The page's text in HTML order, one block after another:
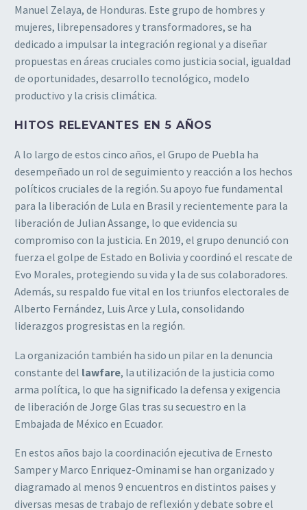
Manuel Zelaya, de Honduras. Este grupo de hombres y
mujeres, librepensadores y transformadores, se ha
dedicado a impulsar la integración regional y a diseñar
propuestas en áreas cruciales como justicia social, igualdad
de oportunidades, desarrollo tecnológico, modelo
productivo y la crisis climática.
HITOS RELEVANTES EN 5 AÑOS
A lo largo de estos cinco años, el Grupo de Puebla ha
desempeñado un rol de seguimiento y reacción a los hechos
políticos cruciales de la región. Su apoyo fue fundamental
para la liberación de Lula en Brasil y recientemente para la
liberación de Julian Assange, lo que evidencia su
compromiso con la justicia. En 2019, el grupo denunció con
fuerza el golpe de Estado en Bolivia y coordinó el rescate de
Evo Morales, protegiendo su vida y la de sus colaboradores.
Además, su respaldo fue vital en los triunfos electorales de
Alberto Fernández, Luis Arce y Lula, consolidando
liderazgos progresistas en la región.
La organización también ha sido un pilar en la denuncia
constante del lawfare, la utilización de la justicia como
arma política, lo que ha significado la defensa y exigencia
de liberación de Jorge Glas tras su secuestro en la
Embajada de México en Ecuador.
En estos años bajo la coordinación ejecutiva de Ernesto
Samper y Marco Enriquez-Ominami se han organizado y
diagramado al menos 9 encuentros en distintos paises y
diversas mesas de trabajo de reflexión y debate sobre el